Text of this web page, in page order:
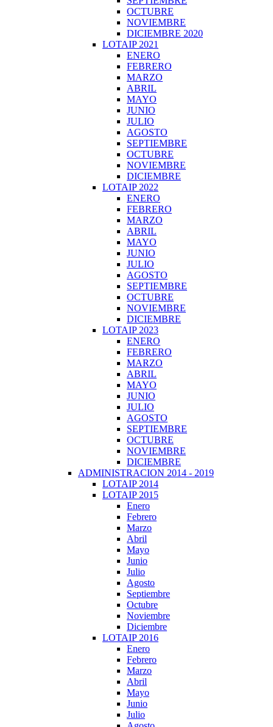
OCTUBRE
NOVIEMBRE
DICIEMBRE 2020
LOTAIP 2021
ENERO
FEBRERO
MARZO
ABRIL
MAYO
JUNIO
JULIO
AGOSTO
SEPTIEMBRE
OCTUBRE
NOVIEMBRE
DICIEMBRE
LOTAIP 2022
ENERO
FEBRERO
MARZO
ABRIL
MAYO
JUNIO
JULIO
AGOSTO
SEPTIEMBRE
OCTUBRE
NOVIEMBRE
DICIEMBRE
LOTAIP 2023
ENERO
FEBRERO
MARZO
ABRIL
MAYO
JUNIO
JULIO
AGOSTO
SEPTIEMBRE
OCTUBRE
NOVIEMBRE
DICIEMBRE
ADMINISTRACION 2014 - 2019
LOTAIP 2014
LOTAIP 2015
Enero
Febrero
Marzo
Abril
Mayo
Junio
Julio
Agosto
Septiembre
Octubre
Noviembre
Diciembre
LOTAIP 2016
Enero
Febrero
Marzo
Abril
Mayo
Junio
Julio